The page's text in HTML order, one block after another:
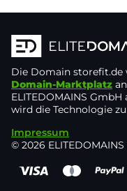
Die Domain storefit.de
Domain-Marktplatz
ELITEDOMAINS GmbH
wird die Technologie
Impressum
© 2026